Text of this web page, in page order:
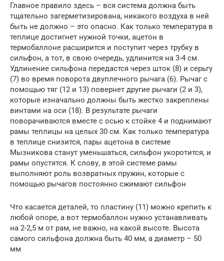
Главное правило здесь – вся система должна быть
тщательно загерметизирована, никакого воздуха в ней
быть не должно – это опасно. Как только температура в
теплице достигнет нужной точки, ацетон в
термобаллоне расширится и поступит через трубку в
сильфон, а тот, в свою очередь, удлинится на 3-4 см.
Удлинение сильфона передастся через шток (8) и серьгу
(7) во время поворота двуплечного рычага (6). Рычаг с
помощью тяг (12 и 13) повернет другие рычаги (2 и 3),
которые изначально должны быть жестко закреплены
винтами на оси (18). В результате рычаги
поворачиваются вместе с осью к стойке 4 и поднимают
рамы теплицы на целых 30 см. Как только температура
в теплице снизится, пары ацетона в системе
Мызникова станут уменьшаться, сильфон укоротится, и
рамы опустятся. К слову, в этой системе рамы
выполняют роль возвратных пружин, которые с
помощью рычагов постоянно сжимают сильфон
Что касается деталей, то пластину (11) можно крепить к
любой опоре, а вот термобаллон нужно устанавливать
на 2-2,5 м от рам, не важно, на какой высоте. Высота
самого сильфона должна быть 40 мм, а диаметр – 50
мм